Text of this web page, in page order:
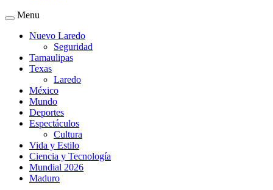
Menu
Nuevo Laredo
Seguridad
Tamaulipas
Texas
Laredo
México
Mundo
Deportes
Espectáculos
Cultura
Vida y Estilo
Ciencia y Tecnología
Mundial 2026
Maduro